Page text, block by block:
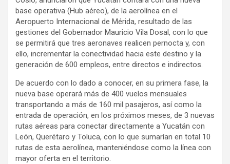
base operativa (Hub aéreo), de la aerolínea en el
Aeropuerto Internacional de Mérida, resultado de las
gestiones del Gobernador Mauricio Vila Dosal, con lo que
se permitirá que tres aeronaves realicen pernocta y, con
ello, incrementar la conectividad hacia este destino y la
generación de 600 empleos, entre directos e indirectos.
De acuerdo con lo dado a conocer, en su primera fase, la
nueva base operará más de 400 vuelos mensuales
transportando a más de 160 mil pasajeros, así como la
entrada de operación, en los próximos meses, de 3 nuevas
rutas aéreas para conectar directamente a Yucatán con
León, Querétaro y Toluca, con lo que sumarían en total 10
rutas de esta aerolínea, manteniéndose como la línea con
mayor oferta en el territorio.